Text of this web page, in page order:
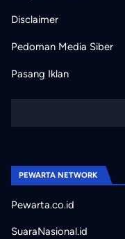
Disclaimer
Pedoman Media Siber
Pasang Iklan
PEWARTA NETWORK
Pewarta.co.id
SuaraNasional.id